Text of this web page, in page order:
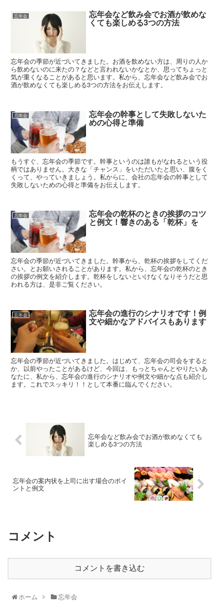
忘年会 忘年会など飲み会でお酒が飲めな
くても楽しめる3つの方法
忘年会の季節が近づいてきました。お酒を飲めない方は、周りの人か
ら飲めないのに来たの？などと言われないかなとか、思ってちょっと
気が重くなることがあると思います。私から、忘年会など飲み会でお
酒が飲めなくても楽しめる3つの方法をお伝えします。
忘年会 忘年会の幹事として失敗しないた
めの心得と準備
もうすぐ、忘年会の季節です。幹事というのは誰もがなれるという役
柄ではありません。大きな「チャンス」をいただいたと思い、腹をく
くって、やっていきましょう。私からに、会社の忘年会の幹事として
失敗しないための心得と準備をお伝えします。
忘年会 忘年会の乾杯のときの挨拶のコツ
と例文！響きのある「乾杯」を
忘年会の季節が近づいてきました。幹事から、乾杯の挨拶をしてくだ
さい。とお願いされることがあります。私から、忘年会の乾杯のとき
の挨拶の例文を紹介します。乾杯をしないといけなくなりそうだと思
われる方は、是非ご覧ください。
忘年会 忘年会の進行のシナリオです！例
文や細かなアドバイスもあります
忘年会の季節が近づいてきました。はじめて、忘年会の司会をすると
か、以前やったことがあるけど、今回は、もっとちゃんとやりたいあ
なたに、私から、忘年会の進行のシナリオや例文や細かな点も紹介し
ます。これでスッキリ！！として本番に臨んでください。
忘年会など飲み会でお酒が飲めなくても
楽しめる3つの方法
忘年会の案内状を上司に出す場合のポイ
ントと例文
コメント
コメントを書き込む
ホーム 忘年会